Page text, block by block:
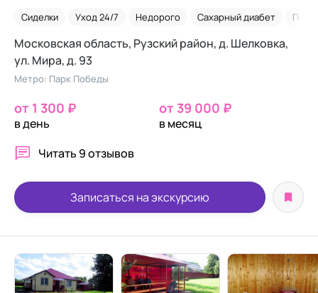
Сиделки Уход 24/7 Недорого Сахарный диабет
Московская область, Рузский район, д. Шелковка,
ул. Мира, д. 93
Метро: Парк Победы
от 1 300 ₽
в день
от 39 000 ₽
в месяц
Читать 9 отзывов
Записаться на экскурсию